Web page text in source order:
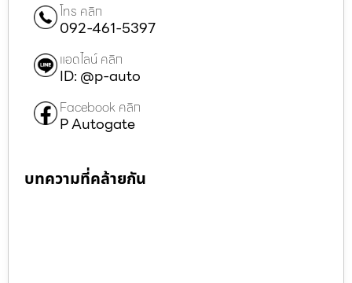
โทร คลิก
092-461-5397
แอดไลน์ คลิก
ID: @p-auto
Facebook คลิก
P Autogate
บทความที่คล้ายกัน